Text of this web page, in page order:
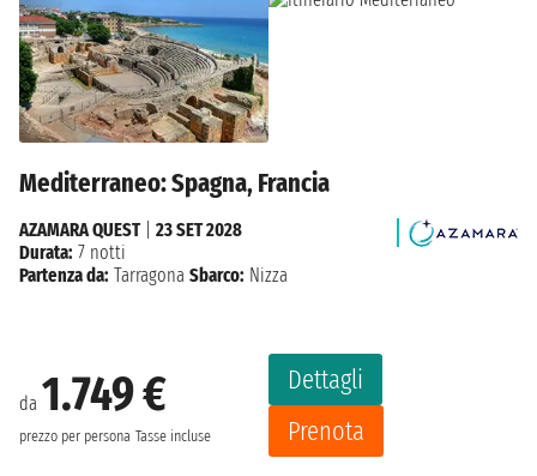
Mediterraneo: Spagna, Francia
da 1.749 €
prezzo per persona Tasse incluse
Dettagli
Prenota
AZAMARA QUEST| 23 SET 2028
Durata: 7 notti
Partenza da: Tarragona Sbarco: Nizza